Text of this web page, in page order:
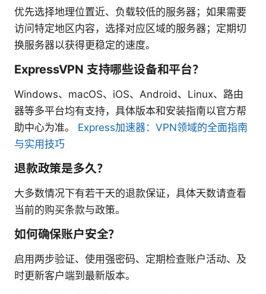
优先选择地理位置近、负载较低的服务器；如果需要
访问特定地区内容，选择对应区域的服务器；定期切
换服务器以获得更稳定的速度。
ExpressVPN 支持哪些设备和平台？
Windows、macOS、iOS、Android、Linux、路由
器等多平台均有支持，具体版本和安装指南以官方帮
助中心为准。 Express加速器：VPN领域的全面指南
与实用技巧
退款政策是多久？
大多数情况下有若干天的退款保证，具体天数请查看
当前的购买条款与政策。
如何确保账户安全？
启用两步验证、使用强密码、定期检查账户活动、及
时更新客户端到最新版本。